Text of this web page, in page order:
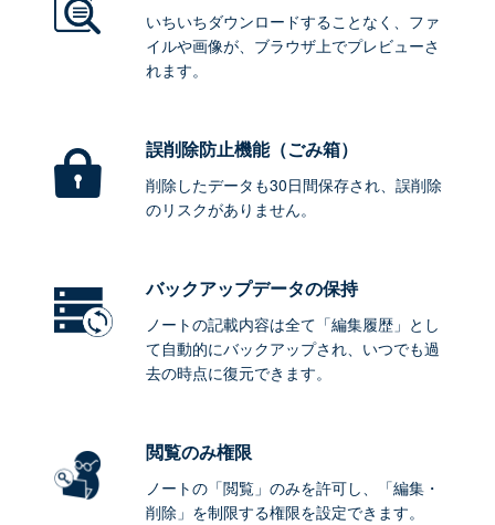
いちいちダウンロードすることなく、ファ
イルや画像が、ブラウザ上でプレビューさ
れます。
誤削除防止機能（ごみ箱）
削除したデータも30日間保存され、誤削除
のリスクがありません。
バックアップデータの保持
ノートの記載内容は全て「編集履歴」とし
て自動的にバックアップされ、いつでも過
去の時点に復元できます。
閲覧のみ権限
ノートの「閲覧」のみを許可し、「編集・
削除」を制限する権限を設定できます。